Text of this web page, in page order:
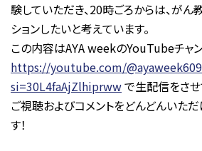
験していただき、20時ごろからは、がん
ションしたいと考えています。
この内容はAYA weekのYouTubeチャ
https://youtube.com/
si=30L4faAjZlhiprwwで生配信をさせ
ご視聴およびコメントをどんどんいた
す！